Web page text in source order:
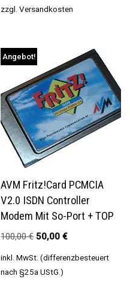
zzgl.Versandkosten
Angebot!
AVM Fritz!Card PCMCIA
V2.0 ISDN Controller
Modem Mit So-Port + TOP
100,00€ 50,00€
inkl. MwSt. (differenzbesteuert
nach §25a UStG.)